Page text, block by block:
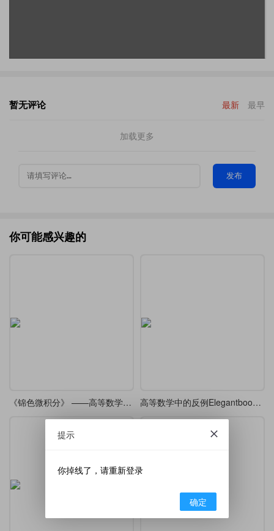
暂无评论 最新 最早
加载更多
发布
你可能感兴趣的
《锦色微积分》 ——高等数学课堂笔记·炫彩版 高等数学中的反例Elegantbook重排
提示
你掉线了，请重新登录
确定